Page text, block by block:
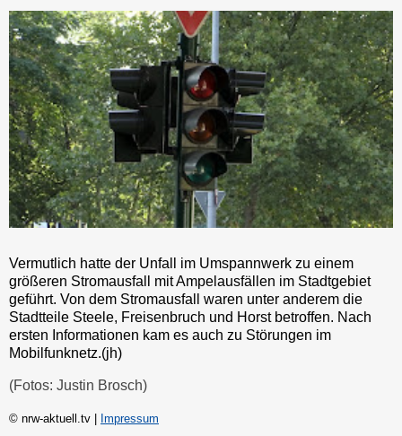
Vermutlich hatte der Unfall im Umspannwerk zu einem
größeren Stromausfall mit Ampelausfällen im Stadtgebiet
geführt. Von dem Stromausfall waren unter anderem die
Stadtteile Steele, Freisenbruch und Horst betroffen. Nach
ersten Informationen kam es auch zu Störungen im
Mobilfunknetz.(jh)
(Fotos: Justin Brosch)
© nrw-aktuell.tv | Impressum